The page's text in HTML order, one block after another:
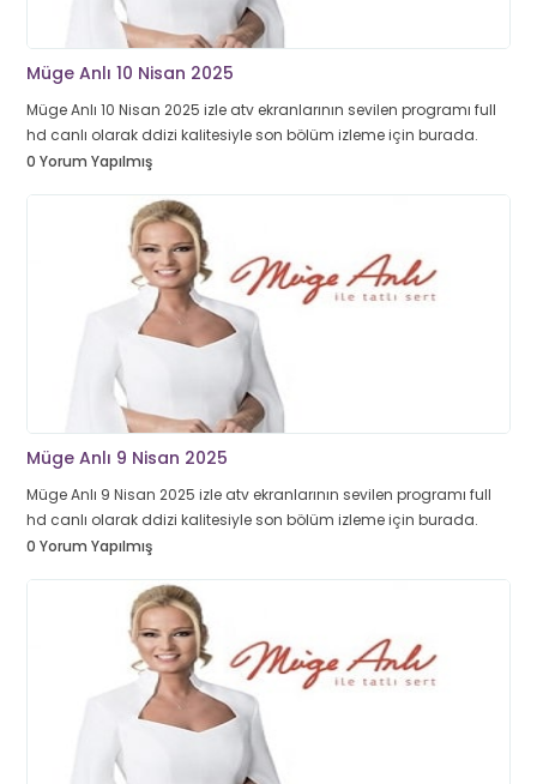
Müge Anlı 10 Nisan 2025
Müge Anlı 10 Nisan 2025 izle atv ekranlarının sevilen programı full
hd canlı olarak ddizi kalitesiyle son bölüm izleme için burada.
0 Yorum Yapılmış
Müge Anlı 9 Nisan 2025
Müge Anlı 9 Nisan 2025 izle atv ekranlarının sevilen programı full
hd canlı olarak ddizi kalitesiyle son bölüm izleme için burada.
0 Yorum Yapılmış